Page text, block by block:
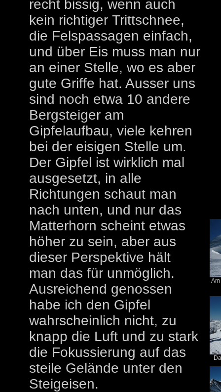
recht bissig, wenn auch
kein richtiger Trittschnee,
die Felspassagen einfach,
und über Eis muss man nur
an einer Stelle, wo es aber
gute Griffe hat. Ausser uns
sind noch etwa 10 andere
Bergsteiger am
Gipfelaufbau, viele kehren
bei der eisigen Stelle um.
Der Gipfel ist wirklich mal
ausgesetzt, in alle
Richtungen schaut man
nach unten, und nur das
Matterhorn scheint etwas
höher zu sein, aber aus
dieser Perspektive hält
man das für unmöglich.
Ausreichend genossen
habe ich den Gipfel
wahrscheinlich nicht, zu
knapp die Luft und zu stark
die Fokussierung auf das
steile Gelände unter den
Steigeisen.